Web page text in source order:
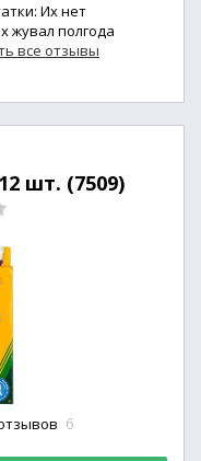
Их нет
жувал полгода
все отзывы
шт. (7509)
6